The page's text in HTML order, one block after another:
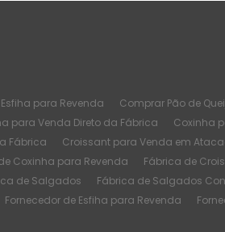
para Revenda Comprar Pão de
para Venda Direto da Fábrica
Coxinha
Fábrica Croissant para Venda em
Coxinha para Revenda
Fábrica de
de Salgados Fábrica de Salgados
Fornecedor de Esfiha para Revenda